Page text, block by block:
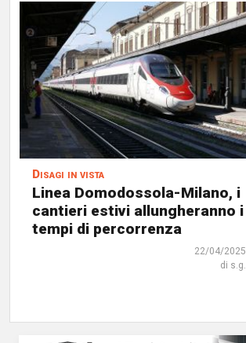
Disagi in vista
Linea Domodossola-Milano, i
cantieri estivi allungheranno i
tempi di percorrenza
22/04/2025
di s.g.